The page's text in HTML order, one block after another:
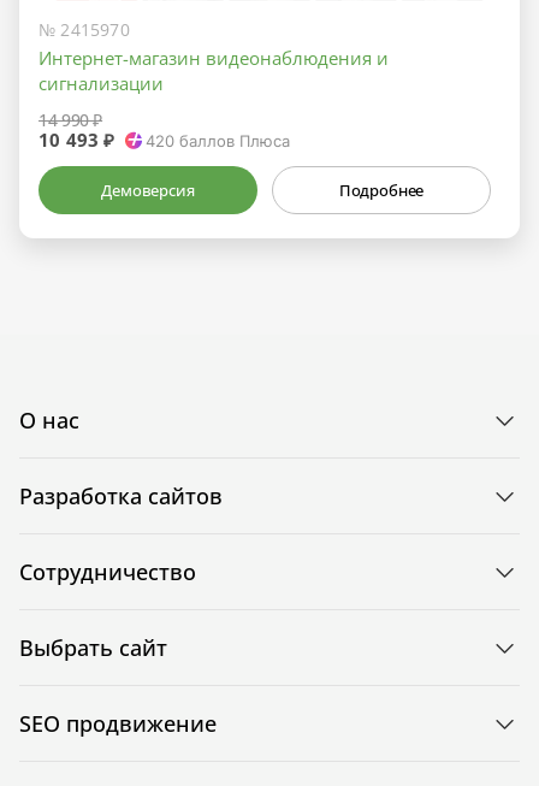
№ 2415970
Интернет-магазин видеонаблюдения и
сигнализации
14 990 ₽
10 493 ₽ 420баллов Плюса
Демоверсия Подробнее
О нас
Разработка сайтов
Сотрудничество
Выбрать сайт
SEO продвижение